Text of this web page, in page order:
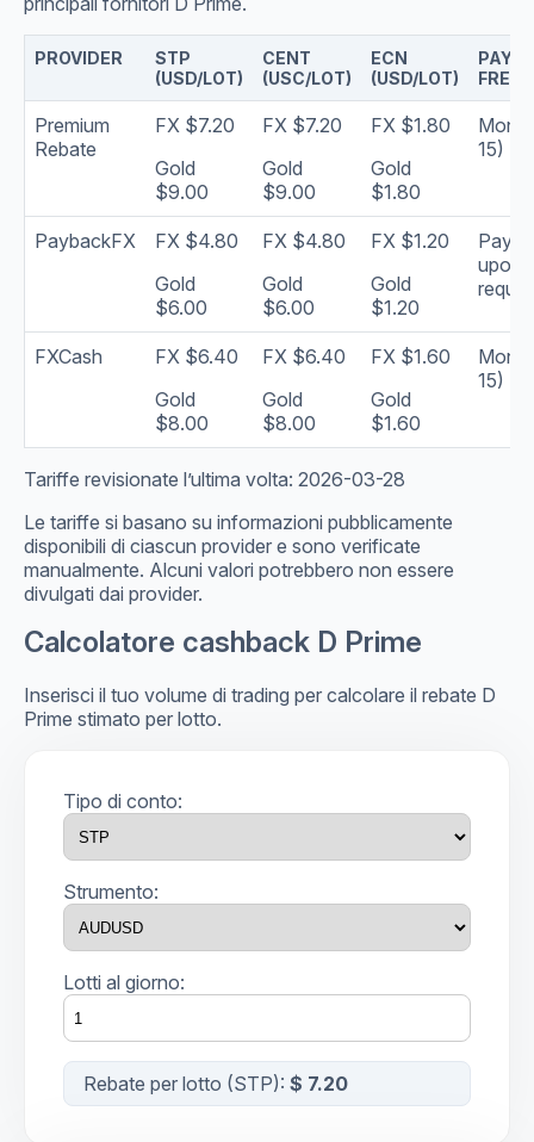
PROVIDER
STP
(USD/LOT)
CENT
(USC/LOT)
ECN
(USD/LOT)
Premium
Rebate
FX $7.20
Gold
$9.00
FX $7.20
Gold
$9.00
FX $1.80
Gold
$1.80
15)
PaybackFX
FX $4.80
Gold
$6.00
FX $4.80
Gold
$6.00
FX $1.20
Gold
$1.20
upon
FXCash
FX $6.40
Gold
$8.00
FX $6.40
Gold
$8.00
FX $1.60
Gold
$1.60
15)
Tariffe revisionate l’ultima volta: 2026-03-28
Le tariffe si basano su informazioni pubblicamente
disponibili di ciascun provider e sono verificate
manualmente. Alcuni valori potrebbero non essere
divulgati dai provider.
Calcolatore cashback D Prime
Inserisci il tuo volume di trading per calcolare il rebate D
Prime stimato per lotto.
Tipo di conto:
Strumento:
Lotti al giorno:
Rebate per lotto (STP): $ 7.20